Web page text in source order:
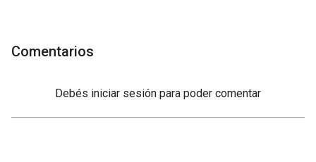
Comentarios
Debés iniciar sesión para poder comentar